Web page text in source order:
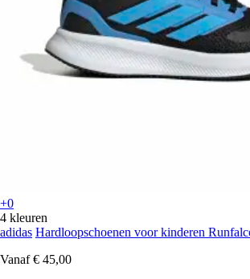
+0
4 kleuren
adidas Hardloopschoenen voor kinderen
Vanaf € 45,00